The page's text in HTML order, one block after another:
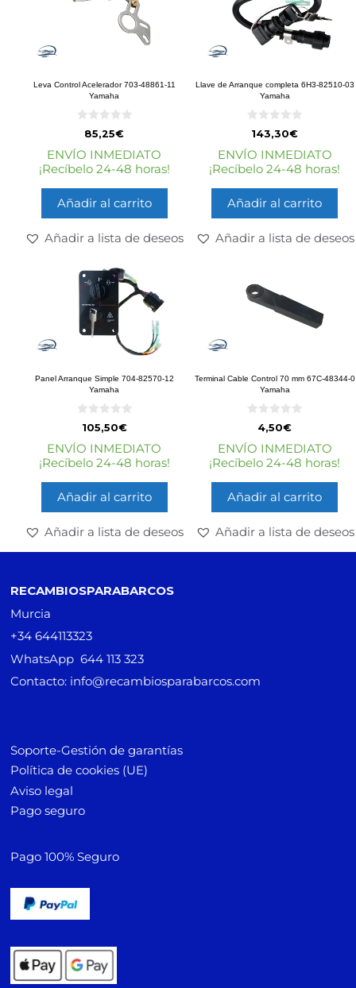
Leva Control Acelerador 703-48861-11
Yamaha
e
5
85,25€
ENVÍO INMEDIATO
¡Recíbelo 24-48 horas!
Añadir al carrito
Añadir a lista de deseos
Llave de Arranque completa 6H3-82510-03
Yamaha
0
e
5
143,30€
ENVÍO INMEDIATO
¡Recíbelo 24-48 horas!
Añadir al carrito
Añadir a lista de deseos
Panel Arranque Simple 704-82570-12
Yamaha
e
5
105,50€
ENVÍO INMEDIATO
¡Recíbelo 24-48 horas!
Añadir al carrito
Añadir a lista de deseos
Terminal Cable Control 70 mm 67C-48344-0
Yamaha
e
5
4,50€
ENVÍO INMEDIATO
¡Recíbelo 24-48 horas!
Añadir al carrito
Añadir a lista de deseos
RECAMBIOSPARABARCOS
Murcia
+34 644113323
WhatsApp 644 113 323
Contacto: info@recambiosparabarcos.com
Soporte-Gestión de garantías
Política de cookies (UE)
Aviso legal
Pago seguro
Pago 100% Seguro